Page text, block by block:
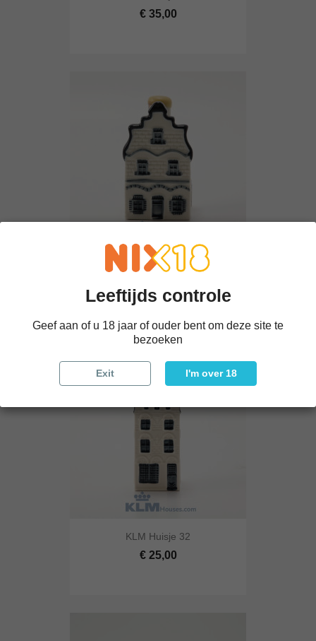
€ 35,00
KLM Huisje 1 - Eerste KLM...
KLM Huisje 32
€ 25,00
Leeftijds controle
Geef aan of u 18 jaar of ouder bent om deze site te
bezoeken
Exit I'm over 18